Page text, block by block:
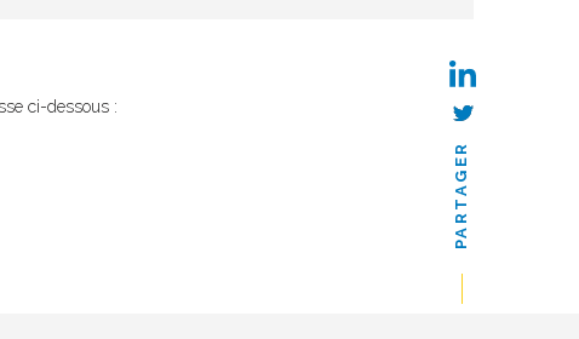
PARTAGER
ci-dessous :